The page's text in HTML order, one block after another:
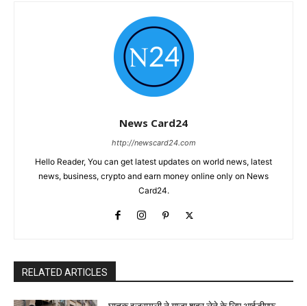
News Card24
http://newscard24.com
Hello Reader, You can get latest updates on world news, latest
news, business, crypto and earn money online only on News
Card24.
RELATED ARTICLES